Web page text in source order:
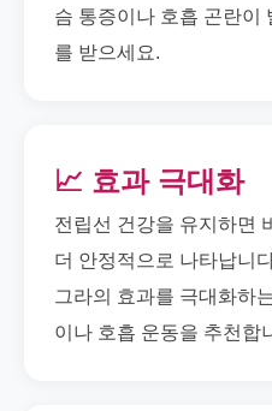
슴 통증이나 호흡 곤란이
를 받으세요.
📈 효과 극대화
전립선 건강을 유지하면
더 안정적으로 나타납니
그라의 효과를 극대화하
이나 호흡 운동을 추천합